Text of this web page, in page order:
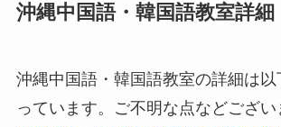
沖縄中国語・韓国語教室詳細
沖縄中国語・韓国語教室の詳細は以
っています。ご不明な点などござい